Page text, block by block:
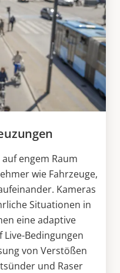
engem Raum
wie Fahrzeuge,
Kameras
Situationen in
eine adaptive
Bedingungen
von Verstößen
und Raser